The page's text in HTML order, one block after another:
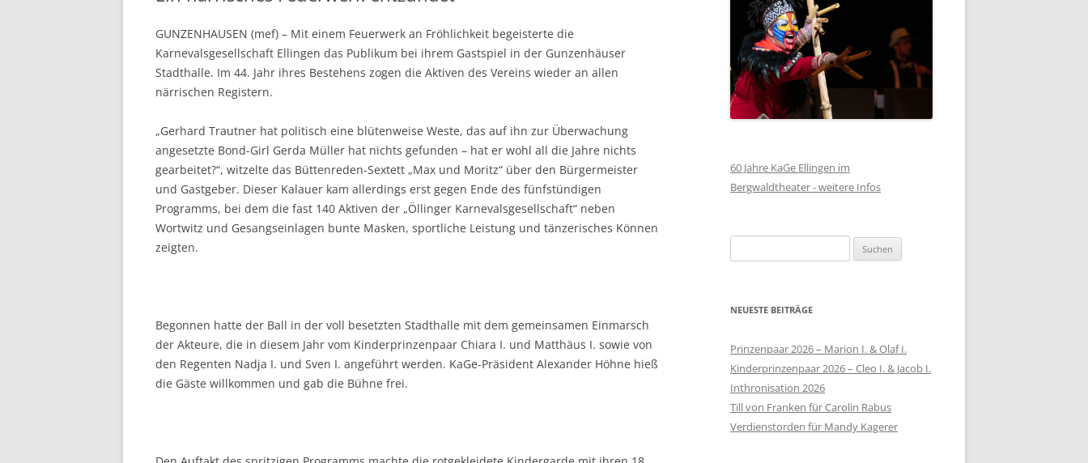
GUNZENHAUSEN (mef) – Mit einem Feuerwerk an Fröhlichkeit begeisterte die
Karnevalsgesellschaft Ellingen das Publikum bei ihrem Gastspiel in der Gunzenhäuser
Stadthalle. Im 44. Jahr ihres Bestehens zogen die Aktiven des Vereins wieder an allen
närrischen Registern.
„Gerhard Trautner hat politisch eine blütenweise Weste, das auf ihn zur Überwachung
angesetzte Bond-Girl Gerda Müller hat nichts gefunden – hat er wohl all die Jahre nichts
gearbeitet?“, witzelte das Büttenreden-Sextett „Max und Moritz“ über den Bürgermeister
und Gastgeber. Dieser Kalauer kam allerdings erst gegen Ende des fünfstündigen
Programms, bei dem die fast 140 Aktiven der „Öllinger Karnevalsgesellschaft“ neben
Wortwitz und Gesangseinlagen bunte Masken, sportliche Leistung und tänzerisches Können
zeigten.
Begonnen hatte der Ball in der voll besetzten Stadthalle mit dem gemeinsamen Einmarsch
der Akteure, die in diesem Jahr vom Kinderprinzenpaar Chiara I. und Matthäus I. sowie von
den Regenten Nadja I. und Sven I. angeführt werden. KaGe-Präsident Alexander Höhne hieß
die Gäste willkommen und gab die Bühne frei.
60 Jahre KaGe Ellingen im
Bergwaldtheater - weitere Infos
nach:
NEUESTE BEITRÄGE
Prinzenpaar 2026 – Marion I. & Olaf I.
Kinderprinzenpaar 2026 – Cleo I. & Jacob I.
Inthronisation 2026
Till von Franken für Carolin Rabus
Verdienstorden für Mandy Kagerer